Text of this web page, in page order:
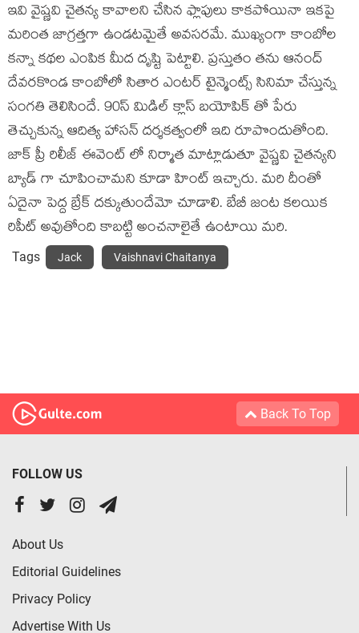
ఇవి వైష్ణవి చైతన్య కావాలని చేసిన ఫ్లాపులు కాకపోయినా ఇకపై
మరింత జాగ్రత్తగా ఉండటమైతే అవసరమే. ముఖ్యంగా కాంబోల
కన్నా కథల ఎంపిక మీద దృష్టి పెట్టాలి. ప్రస్తుతం తను ఆనంద్
దేవరకొండ కాంబోలో సితార ఎంటర్ టైన్మెంట్స్ సినిమా చేస్తున్న
సంగతి తెలిసిందే. 90స్ మిడిల్ క్లాస్ బయోపిక్ తో పేరు
తెచ్చుకున్న ఆదిత్య హాసన్ దర్శకత్వంలో ఇది రూపొందుతోంది.
జాక్ ప్రీ రిలీజ్ ఈవెంట్ లో నిర్మాత మాట్లాడుతూ వైష్ణవి చైతన్యని
బ్యాడ్ గా చూపించామని కూడా హింట్ ఇచ్చారు. మరి దీంతో
ఏదైనా పెద్ద బ్రేక్ దక్కుతుందేమో చూడాలి. బేబీ జంట కలయిక
రిపీట్ అవుతోంది కాబట్టి అంచనాలైతే ఉంటాయి మరి.
Tags Jack Vaishnavi Chaitanya
Back To Top
FOLLOW US
About Us
Editorial Guidelines
Privacy Policy
Advertise With Us